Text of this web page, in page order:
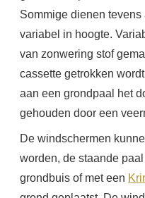
Sommige dienen
variabel in hoogte.
van zonwering stof
cassette getrokken
aan een grondpaal het
gehouden door een
De windschermen
worden, de staande
grondbuis of met een